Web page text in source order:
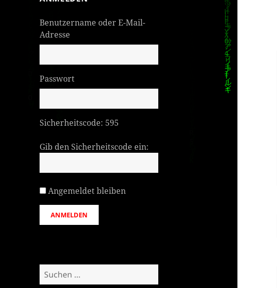
Benutzername oder E-Mail-
Adresse
Passwort
Sicherheitscode: 595
Gib den Sicherheitscode ein:
Angemeldet bleiben
ANMELDEN
Suchen
nach: